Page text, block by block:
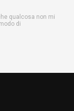
qualcosa non mi
di